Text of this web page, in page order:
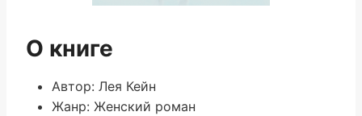
О книге
Автор: Лея Кейн
Жанр: Женский роман